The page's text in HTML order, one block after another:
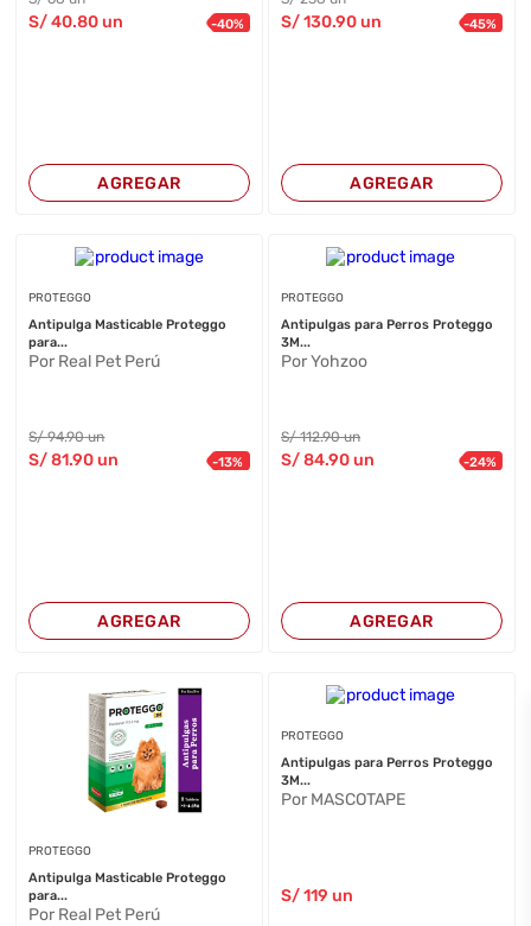
S/40.80 un -40%
AGREGAR
S/130.90un -45%
AGREGAR
PROTEGGO
Antipulga Masticable Proteggo
para...
Por Real Pet Perú
S/94.90 un
S/81.90 un -13%
AGREGAR
PROTEGGO
Antipulgas para Perros Proteggo
3M...
Por Yohzoo
S/112.90 un
S/84.90un -24%
AGREGAR
PROTEGGO
Antipulga Masticable Proteggo
para...
Por Real Pet Perú
PROTEGGO
Antipulgas para Perros Proteggo
3M...
Por MASCOTAPE
S/119 un